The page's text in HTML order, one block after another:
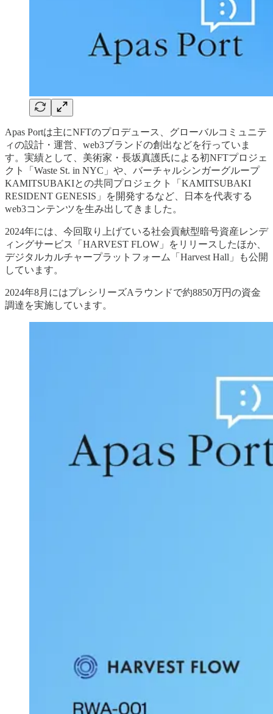
Apas Portは主にNFTのプロデュース、グローバルコミュニテ
ィの設計・運営、web3ブランドの創出などを行っていま
す。実績として、美術家・長坂真護氏による初NFTプロジェ
クト「Waste St. in NYC」や、バーチャルシンガーグループ
KAMITSUBAKIとの共同プロジェクト「KAMITSUBAKI
RESIDENT GENESIS」を開発するなど、日本を代表する
web3コンテンツを生み出してきました。
2024年には、今回取り上げている社会貢献型暗号資産レンデ
ィングサービス「HARVEST FLOW」をリリースしたほか、
デジタルカルチャープラットフォーム「Harvest Hall」も公開
しています。
2024年8月にはプレシリーズAラウンドで約8850万円の資金
調達を実施しています。